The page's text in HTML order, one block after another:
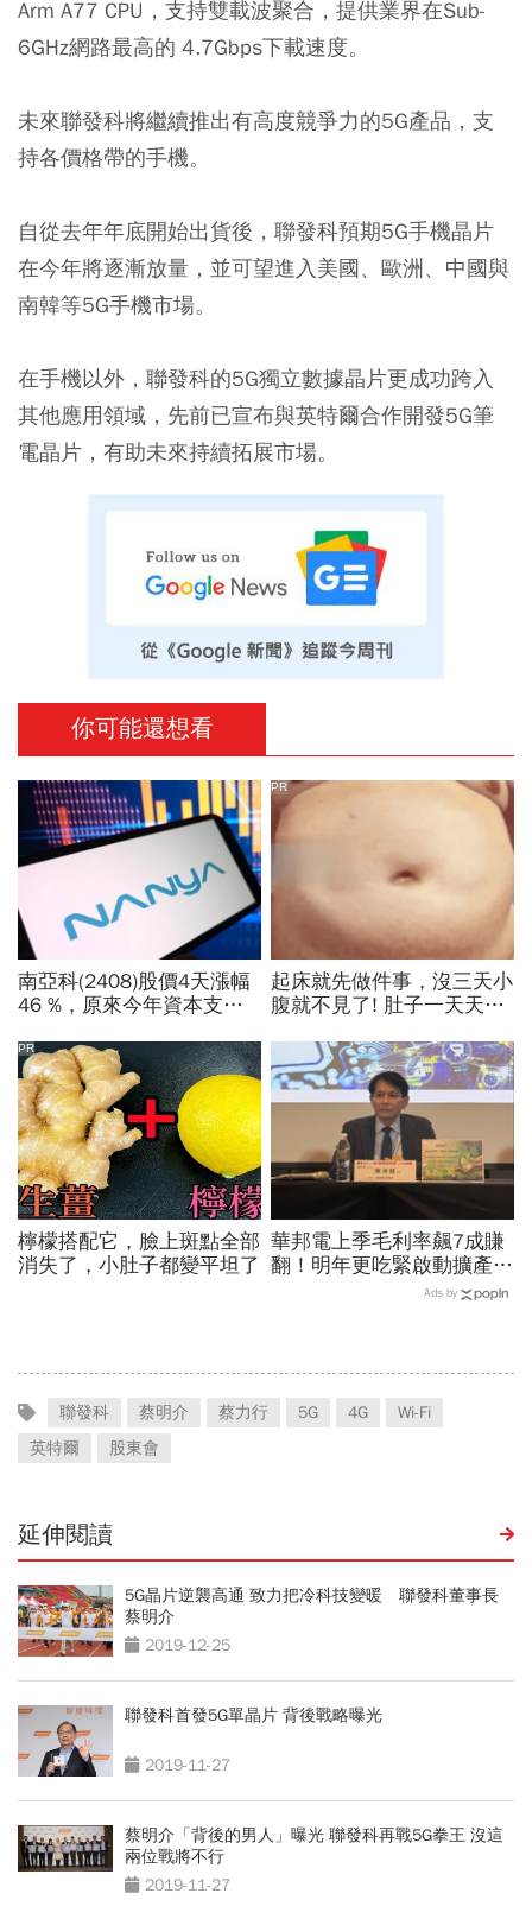
Arm A77 CPU，支持雙載波聚合，提供業界在Sub-
6GHz網路最高的 4.7Gbps下載速度。
未來聯發科將繼續推出有高度競爭力的5G產品，支
持各價格帶的手機。
自從去年年底開始出貨後，聯發科預期5G手機晶片
在今年將逐漸放量 ，並可望進入美國、歐洲、中國與
南韓等5G手機市場。
在手機以外，聯發科的5G獨立數據晶片更成功跨入
其他應用領域，先前已宣布與英特爾合作開發5G筆
電晶片，有助未來持續拓展市場。
你可能還想看
南亞科(2408)股價4天漲幅
46 %，原來今年資本支出
表！蓋廠買設備最新營運目
標曝光
起床就先做件事，沒三天小
腹就不見了! 肚子一天天變
PR
檸檬搭配它，臉上斑點全部
消失了，小肚子都變平坦了
PR
華邦電上季毛利率飆7成賺
翻！明年更吃緊啟動擴產、
資本支出估衝千億：黃仁勳
Ads by
聯發科 蔡明介 蔡力行 5G 4G
Wi-Fi
英特爾
股東會
延伸閱讀
5G晶片逆襲高通 致力把冷科技變暖 聯發科董事長
蔡明介
2019-12-25
聯發科首發5G單晶片 背後戰略曝光
2019-11-27
蔡明介「背後的男人」曝光 聯發科再戰5G拳王 沒這
兩位戰將不行
2019-11-27